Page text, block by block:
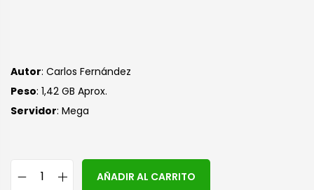
Autor: Carlos Fernández
Peso: 1,42 GB Aprox.
Servidor: Mega
AÑADIR AL CARRITO